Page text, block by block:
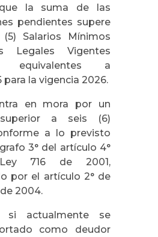
la suma de las
pendientes supere
Salarios Mínimos
Legales Vigentes
equivalentes a
para la vigencia 2026.
en mora por un
a seis (6)
a lo previsto
3° del artículo 4°
716 de 2001,
por el artículo 2° de
2004.
si actualmente se
como deudor